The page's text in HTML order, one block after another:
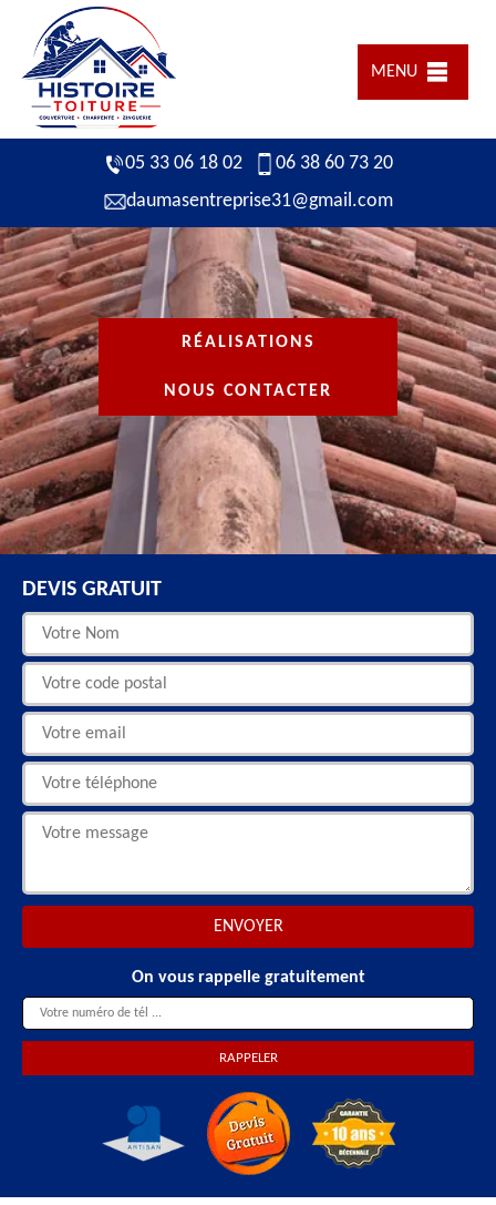
MENU
05 33 06 18 02
06 38 60 73 20
daumasentreprise31@gmail.com
RÉALISATIONS
NOUS CONTACTER
DEVIS GRATUIT
On vous rappelle gratuitement